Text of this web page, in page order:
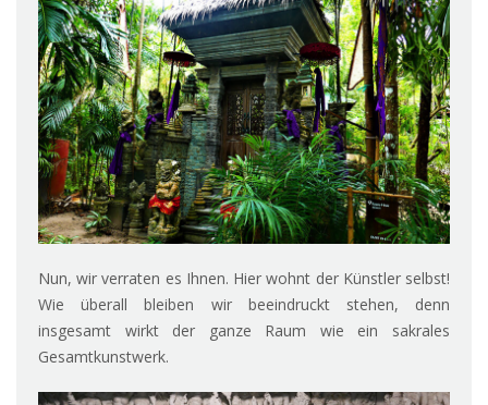
Nun, wir verraten es Ihnen. Hier wohnt der Künstler selbst!
Wie überall bleiben wir beeindruckt stehen, denn
insgesamt wirkt der ganze Raum wie ein sakrales
Gesamtkunstwerk.